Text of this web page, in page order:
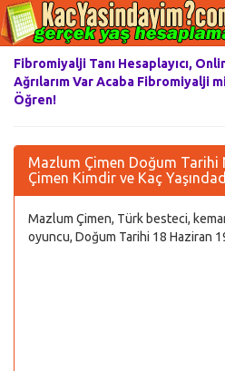
Fibromiyalji Tanı Hesaplayıcı,
Ağrılarım Var Acaba Fibromiyalji
Öğren!
Mazlum Çimen Doğum Tarihi
Çimen Kimdir ve Kaç
Mazlum Çimen, Türk besteci,
oyuncu, Doğum Tarihi 18 Haziran